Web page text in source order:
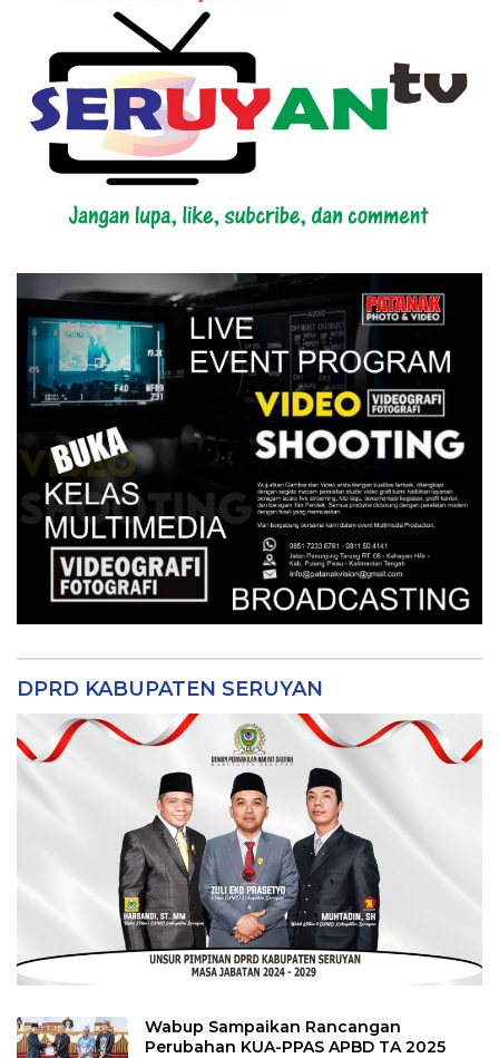
DPRD KABUPATEN SERUYAN
Wabup Sampaikan Rancangan
Perubahan KUA-PPAS APBD TA 2025